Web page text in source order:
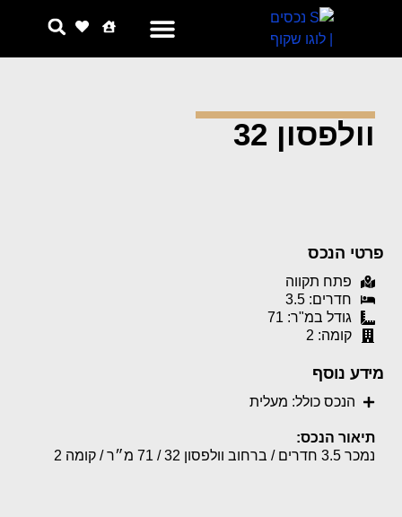
וולפסון 32
פרטי הנכס
פתח תקווה
חדרים: 3.5
גודל במ"ר: 71
קומה: 2
מידע נוסף
הנכס כולל: מעלית
תיאור הנכס:
נמכר 3.5 חדרים / ברחוב וולפסון 32 / 71 מ״ר / קומה 2